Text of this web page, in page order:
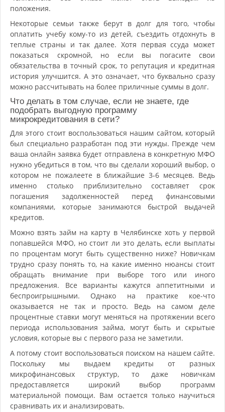
положения.
Некоторые семьи также берут в долг для того, чтобы
оплатить учебу кому-то из детей, съездить отдохнуть в
теплые страны и так далее. Хотя первая ссуда может
показаться скромной, но если вы погасите свои
обязательства в точный срок, то репутация и кредитная
история улучшится. А это означает, что буквально сразу
можно рассчитывать на более приличные суммы в долг.
Что делать в том случае, если не знаете, где
подобрать выгодную программу
микрокредитования в сети?
Для этого стоит воспользоваться нашим сайтом, который
был специально разработан под эти нужды. Прежде чем
ваша онлайн заявка будет отправлена в конкретную МФО
нужно убедиться в том, что вы сделали хороший выбор, о
котором не пожалеете в ближайшие 3-6 месяцев. Ведь
именно столько приблизительно составляет срок
погашения задолженностей перед финансовыми
компаниями, которые занимаются быстрой выдачей
кредитов.
Можно взять займ на карту в Челябинске хоть у первой
попавшейся МФО, но стоит ли это делать, если выплаты
по процентам могут быть существенно ниже? Новичкам
трудно сразу понять то, на какие именно нюансы стоит
обращать внимание при выборе того или иного
предложения. Все варианты кажутся аппетитными и
беспроигрышными. Однако на практике кое-что
оказывается не так и просто. Ведь на самом деле
процентные ставки могут меняться на протяжении всего
периода использования займа, могут быть и скрытые
условия, которые вы с первого раза не заметили.
А потому стоит воспользоваться поиском на нашем сайте.
Поскольку мы выдаем кредиты от разных
микрофинансовых структур, то даже новичкам
предоставляется широкий выбор программ
материальной помощи. Вам остается только научиться
сравнивать их и анализировать.